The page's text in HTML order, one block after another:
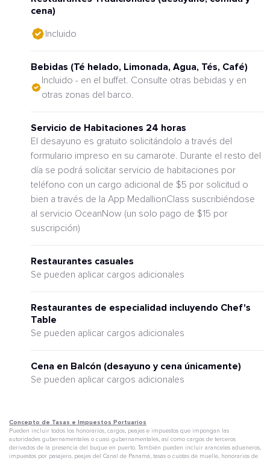
cena)
Incluido
Bebidas (Té helado, Limonada, Agua, Tés, Café)
Incluido - en el buffet. Consulte otras bebidas y en
otras zonas del barco.
Servicio de Habitaciones 24 horas
El desayuno es gratuito solicitándolo a través del
formulario impreso en su camarote. Durante el resto del
día se podrá solicitar servicio de habitaciones por
teléfono con un cargo adicional de $5 por solicitud o
bien a través de la App MedallionClass suscribiéndose
al servicio OceanNow (un solo pago de $15 por
suscripción)
Restaurantes casuales
Se pueden aplicar cargos adicionales
Restaurantes de especialidad incluyendo Chef's
Table
Se pueden aplicar cargos adicionales
Cena en Balcón (desayuno y cena únicamente)
Se pueden aplicar cargos adicionales
Concepto de Tasas e Impuestos Portuarios
Pueden incluir todos los honorarios, cargos, peajes e impuestos que impongan las
autoridades gubernamentales o cuasi gubernamentales, así como cargos de terceros
derivados de la presencia del buque en puerto. También pueden incluir aranceles aduaneros,
impuestos por pasajero, peajes del Canal de Panamá, tasas o cuotas de muelle, honorarios de